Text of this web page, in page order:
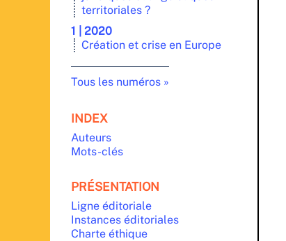
territoriales ?
1 | 2020
Création et crise en Europe
Tous les numéros
INDEX
Auteurs
Mots-clés
PRÉSENTATION
Ligne éditoriale
Instances éditoriales
Charte éthique